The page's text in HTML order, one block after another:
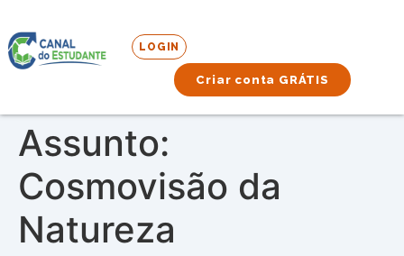
LOGIN
Criar conta GRÁTIS
Assunto:
Cosmovisão da
Natureza